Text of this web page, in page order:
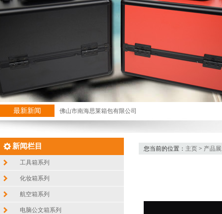
最新新闻 佛山市南海思莱箱包有限公司
新闻栏目
工具箱系列
化妆箱系列
航空箱系列
电脑公文箱系列
您当前的位置： 主页 > 产品